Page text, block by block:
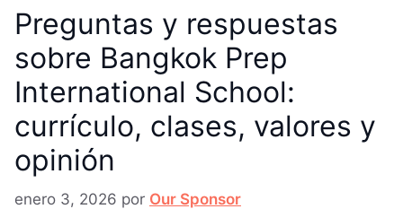
Preguntas y respuestas
sobre Bangkok Prep
International School:
currículo, clases, valores y
opinión
enero 3, 2026 por Our Sponsor